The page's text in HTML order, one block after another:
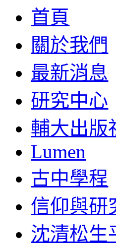
首頁
關於我們
最新消息
研究中心
輔大出版
Lumen
古中學程
信仰與研
沈清松生